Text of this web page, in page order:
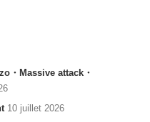
・Massive attack・
10 juillet 2026